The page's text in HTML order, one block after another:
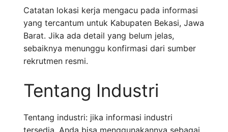
Catatan lokasi kerja mengacu pada informasi
yang tercantum untuk Kabupaten Bekasi, Jawa
Barat. Jika ada detail yang belum jelas,
sebaiknya menunggu konfirmasi dari sumber
rekrutmen resmi.
Tentang Industri
Tentang industri: jika informasi industri